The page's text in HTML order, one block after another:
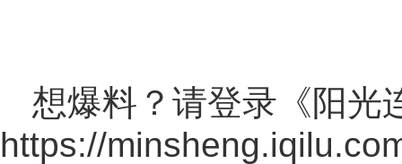
想爆料？请登录《阳光
https://